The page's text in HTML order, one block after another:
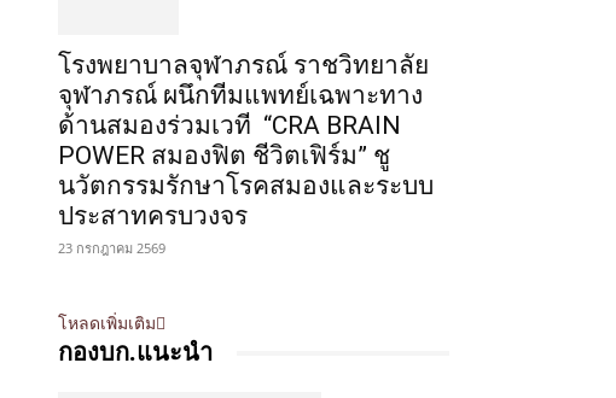
โรงพยาบาลจุฬาภรณ์ ราชวิทยาลัย
จุฬาภรณ์ ผนึกทีมแพทย์เฉพาะทาง
ด้านสมองร่วมเวที “CRA BRAIN
POWER สมองฟิต ชีวิตเฟิร์ม” ชู
นวัตกรรมรักษาโรคสมองและระบบ
ประสาทครบวงจร
23 กรกฎาคม 2569
โหลดเพิ่มเติม
กองบก.แนะนำ